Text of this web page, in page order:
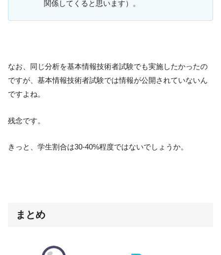
関係してくると思います）。
なお、同じ分析を基本情報技術者試験でも実施したかったの
ですが、基本情報技術者試験では情報が公開されていないん
ですよね。
残念です。
きっと、学生割合は30-40%程度ではないでしょうか。
まとめ